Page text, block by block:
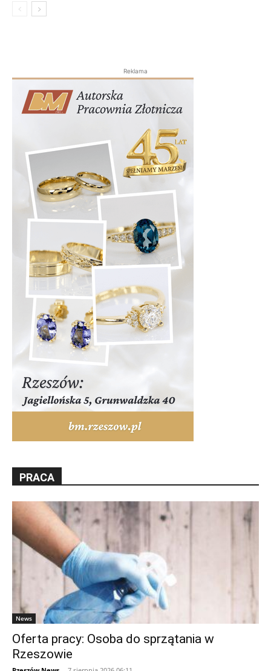
Reklama
PRACA
News
Oferta pracy: Osoba do sprzątania w
Rzeszowie